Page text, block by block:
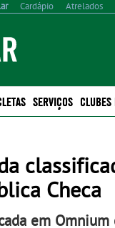
Cardápio Atrelados
SERVIÇOS CLUBES
Checa
em